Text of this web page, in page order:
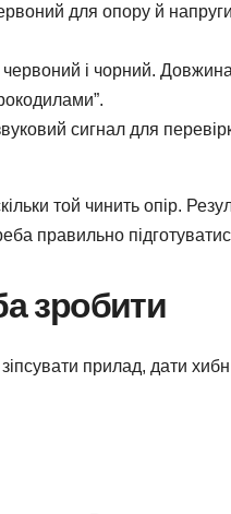
для опору й
і чорний.
сигнал для
той чинить опір.
правильно
зробити
прилад, дати